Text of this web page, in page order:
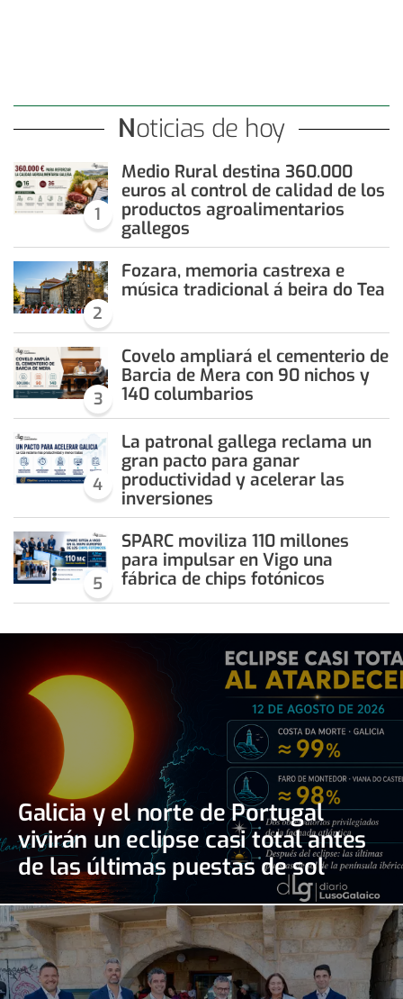
Noticias de hoy
1
Medio Rural destina 360.000
euros al control de calidad de los
productos agroalimentarios
gallegos
2
Fozara, memoria castrexa e
música tradicional á beira do Tea
3
Covelo ampliará el cementerio de
Barcia de Mera con 90 nichos y
140 columbarios
4
La patronal gallega reclama un
gran pacto para ganar
productividad y acelerar las
inversiones
5
SPARC moviliza 110 millones
para impulsar en Vigo una
fábrica de chips fotónicos
Galicia y el norte de Portugal
vivirán un eclipse casi total antes
de las últimas puestas de sol